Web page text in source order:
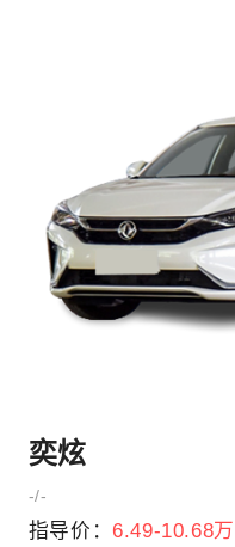
奕炫
-/-
指导价： 6.49-10.68万